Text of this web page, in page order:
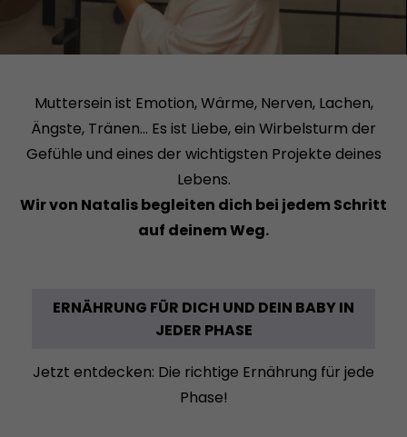
Muttersein ist Emotion, Wärme, Nerven, Lachen,
Ängste, Tränen... Es ist Liebe, ein Wirbelsturm der
Gefühle und eines der wichtigsten Projekte deines
Lebens.
Wir von Natalis begleiten dich bei jedem Schritt
auf deinem Weg.
ERNÄHRUNG FÜR DICH UND DEIN BABY IN
JEDER PHASE
Jetzt entdecken: Die richtige Ernährung für jede
Phase!